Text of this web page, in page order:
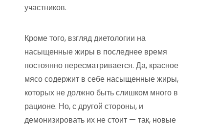
участников.
Кроме того, взгляд диетологии на
насыщенные жиры в последнее время
постоянно пересматривается. Да, красное
мясо содержит в себе насыщенные жиры,
которых не должно быть слишком много в
рационе. Но, с другой стороны, и
демонизировать их не стоит — так, новые